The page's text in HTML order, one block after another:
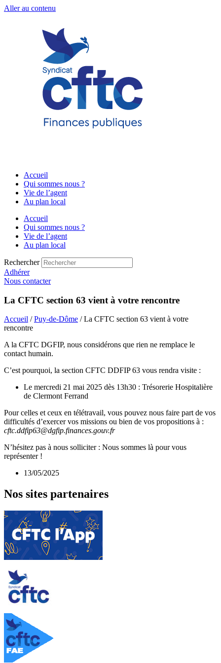
Aller au contenu
Accueil
Qui sommes nous ?
Vie de l’agent
Au plan local
Accueil
Qui sommes nous ?
Vie de l’agent
Au plan local
Rechercher
Adhérer
Nous contacter
La CFTC section 63 vient à votre rencontre
Accueil /Puy-de-Dôme / La CFTC section 63 vient à votre
rencontre
A la CFTC DGFIP, nous considérons que rien ne remplace le
contact humain.
C’est pourquoi, la section CFTC DDFIP 63 vous rendra visite :
Le mercredi 21 mai 2025 dès 13h30 : Trésorerie Hospitalière
de Clermont Ferrand
Pour celles et ceux en télétravail, vous pouvez nous faire part de vos
difficultés d’exercer vos missions ou bien de vos propositions à :
cftc.ddfip63@dgfip.finances.gouv.fr
N’hésitez pas à nous solliciter : Nous sommes là pour vous
représenter !
13/05/2025
Nos sites partenaires